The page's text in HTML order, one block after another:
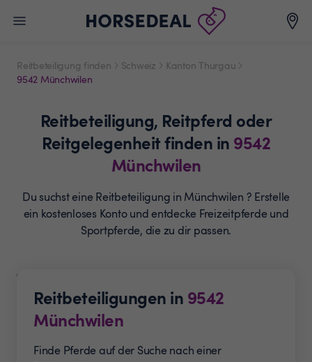
Reitbeteiligung finden Schweiz
Kanton Thurgau
9542 Münchwilen
Reitbeteiligung, Reitpferd oder
Reitgelegenheitfinden in 9542
Münchwilen
Du suchst eine Reitbeteiligung in Münchwilen ? Erstelle
ein kostenloses Konto und entdecke Freizeitpferde und
Sportpferde, die zu dir passen.
Reitbeteiligungen in 9542
Münchwilen
Finde Pferde auf der Suche nach einer